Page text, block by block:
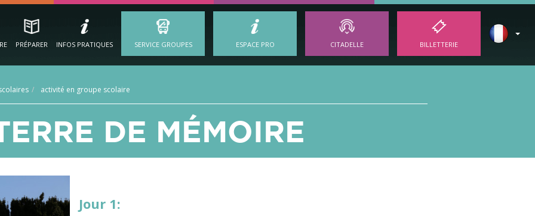
PRÉPARER INFOS PRATIQUES SERVICE GROUPES ESPACE PRO CITADELLE BILLETTERIE
activité en groupe scolaire
DE MÉMOIRE
Jour 1: